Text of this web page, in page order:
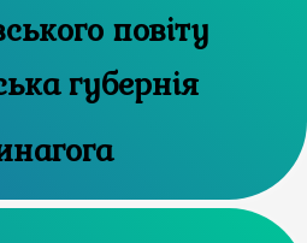
повіту
губернія